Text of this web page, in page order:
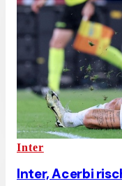
Inter
Inter, Acerbi